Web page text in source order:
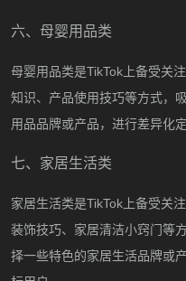
六、母婴用品类
母婴用品类是TikTok上备受关
知识、产品使用技巧等方式，
用品品牌或产品，进行差异化
七、家居生活类
家居生活类是TikTok上备受关
装饰技巧、家居清洁小窍门等
择一些特色的家居生活品牌或